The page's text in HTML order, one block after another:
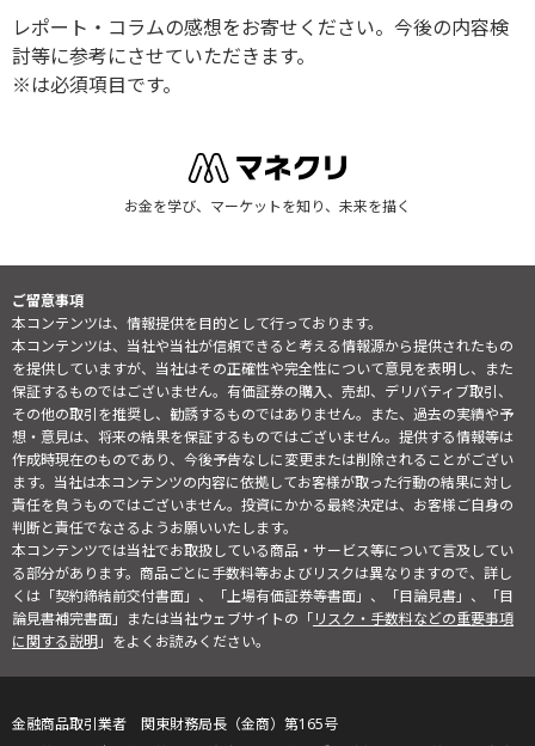
レポート・コラムの感想をお寄せください。今後の内容検
討等に参考にさせていただきます。
※は必須項目です。
お金を学び、マーケットを知り、未来を描く
ご留意事項
本コンテンツは、情報提供を目的として行っております。
本コンテンツは、当社や当社が信頼できると考える情報源から提供されたもの
を提供していますが、当社はその正確性や完全性について意見を表明し、また
保証するものではございません。有価証券の購入、売却、デリバティブ取引、
その他の取引を推奨し、勧誘するものではありません。また、過去の実績や予
想・意見は、将来の結果を保証するものではございません。提供する情報等は
作成時現在のものであり、今後予告なしに変更または削除されることがござい
ます。当社は本コンテンツの内容に依拠してお客様が取った行動の結果に対し
責任を負うものではございません。投資にかかる最終決定は、お客様ご自身の
判断と責任でなさるようお願いいたします。
本コンテンツでは当社でお取扱している商品・サービス等について言及してい
る部分があります。商品ごとに手数料等およびリスクは異なりますので、詳し
くは「契約締結前交付書面」、「上場有価証券等書面」、「目論見書」、「目
論見書補完書面」または当社ウェブサイトの「リスク・手数料などの重要事項
に関する説明」をよくお読みください。
金融商品取引業者 関東財務局長（金商）第165号